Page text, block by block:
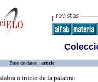
Base de datos : article
o inicio de la palabra: